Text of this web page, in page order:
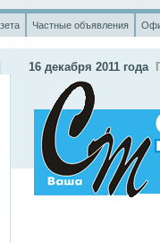
Частные объявления
16 декабря 2011 года